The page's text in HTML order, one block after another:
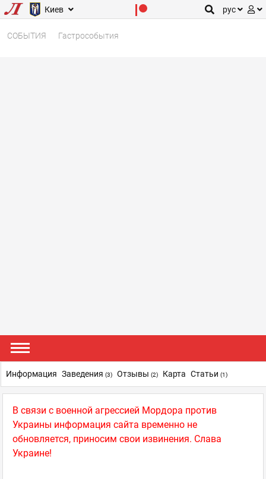
Киев рус
СОБЫТИЯ Гастрособытия
В связи с военной агрессией Мордора против
Украины информация сайта временно не
обновляется, приносим свои извинения. Слава
Украине!
Информация Заведения (3) Отзывы (2) Карта Статьи (1)